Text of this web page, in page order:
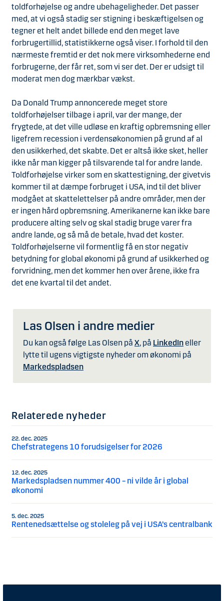
toldforhøjelse og andre ubehageligheder. Det passer
med, at vi også stadig ser stigning i beskæftigelsen og
tegner et helt andet billede end den meget lave
forbrugertillid, statistikkerne også viser. I forhold til den
nærmeste fremtid er det nok mere virksomhederne end
forbrugerne, der får ret, som vi ser det. Der er udsigt til
moderat men dog mærkbar vækst.
Da Donald Trump annoncerede meget store
toldforhøjelser tilbage i april, var der mange, der
frygtede, at det ville udløse en kraftig opbremsning eller
ligefrem recession i verdensøkonomien på grund af al
den usikkerhed, det skabte. Det er altså ikke sket, heller
ikke når man kigger på tilsvarende tal for andre lande.
Toldforhøjelse virker som en skattestigning, der givetvis
kommer til at dæmpe forbruget i USA, ind til det bliver
modgået at skattelettelser på andre områder, men der
er ingen hård opbremsning. Amerikanerne kan ikke bare
producere alting selv og skal stadig bruge varer fra
andre lande, og så må de betale, hvad det koster.
Toldforhøjelserne vil formentlig få en stor negativ
betydning for global økonomi på grund af usikkerhed og
forvridning, men det kommer hen over årene, ikke fra
det ene kvartal til det andet.
Las Olsen i andre medier
Du kan også følge Las Olsen på X, på LinkedIn eller
lytte til ugens vigtigste nyheder om økonomi på
Markedspladsen
Relaterede nyheder
22. dec. 2025
Chefstrategens 10 forudsigelser for 2026
12. dec. 2025
Markedspladsen nummer 400 – ni vilde år i global
økonomi
5. dec. 2025
Rentenedsættelse og stoleleg på vej i USA’s centralbank